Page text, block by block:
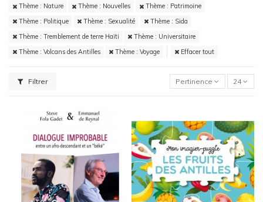
Thème : Nature
Thème : Nouvelles
Thème : Patrimoine
Thème : Politique
Thème : Sexualité
Thème : Sida
Thème : Tremblement de terre Haïti
Thème : Universitaire
Thème : Volcans des Antilles
Thème : Voyage Effacer tout
Filtrer Pertinence 24